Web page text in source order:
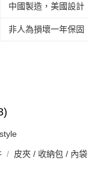
中國製造，美國設計
非人為損壞一年保固
皮夾 / 收納包 / 內袋